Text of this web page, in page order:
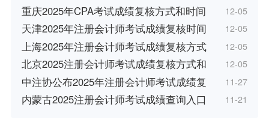
重庆2025年CPA考试成绩复核方式和时间 12-05
天津2025年注册会计师考试成绩复核时间 12-05
上海2025年注册会计师考试成绩复核方式 12-05
北京2025注册会计师考试成绩复核方式和 12-05
中注协公布2025年注册会计师考试成绩复 11-27
内蒙古2025注册会计师考试成绩查询入口 11-21